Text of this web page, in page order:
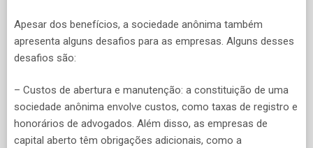
Apesar dos benefícios, a sociedade anônima também
apresenta alguns desafios para as empresas. Alguns desses
desafios são:
– Custos de abertura e manutenção: a constituição de uma
sociedade anônima envolve custos, como taxas de registro e
honorários de advogados. Além disso, as empresas de
capital aberto têm obrigações adicionais, como a